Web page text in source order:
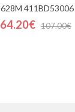
628M 411BD53006
64.20€ 107.00€